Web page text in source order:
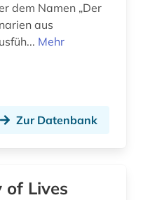
dem Namen „Der
aus
Mehr
Zur Datenbank
of Lives